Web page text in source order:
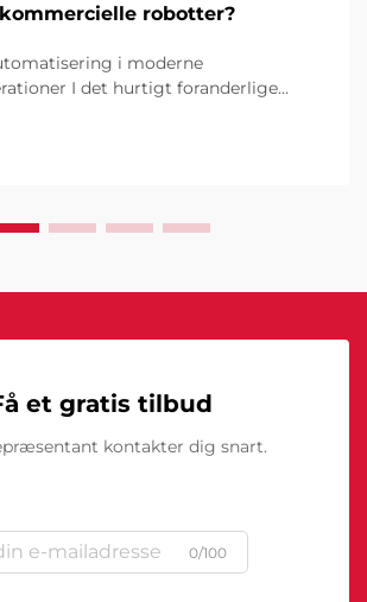
robotter?
i moderne
I det hurtigt foranderlige
sofistikerede maskiner
et gratis tilbud
kontakter dig snart.
0/100